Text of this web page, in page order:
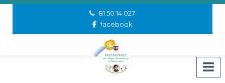
81 50 14 027
facebook